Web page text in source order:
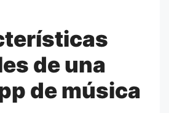
de una
de música